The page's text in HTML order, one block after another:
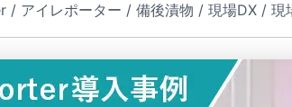
/ アイレポーター / 備後漬物 / 現場DX /